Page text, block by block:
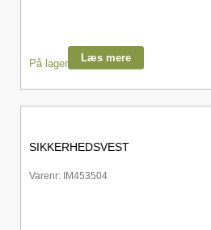
På lager Læs mere
SIKKERHEDSVEST
Varenr: IM453504